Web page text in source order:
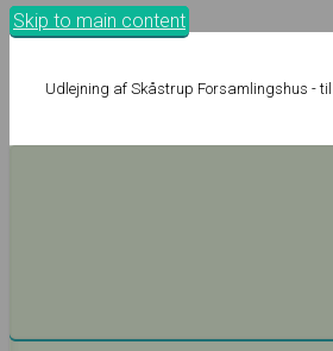
Skip to main content
Udlejning af Skåstrup Forsamlingshus -